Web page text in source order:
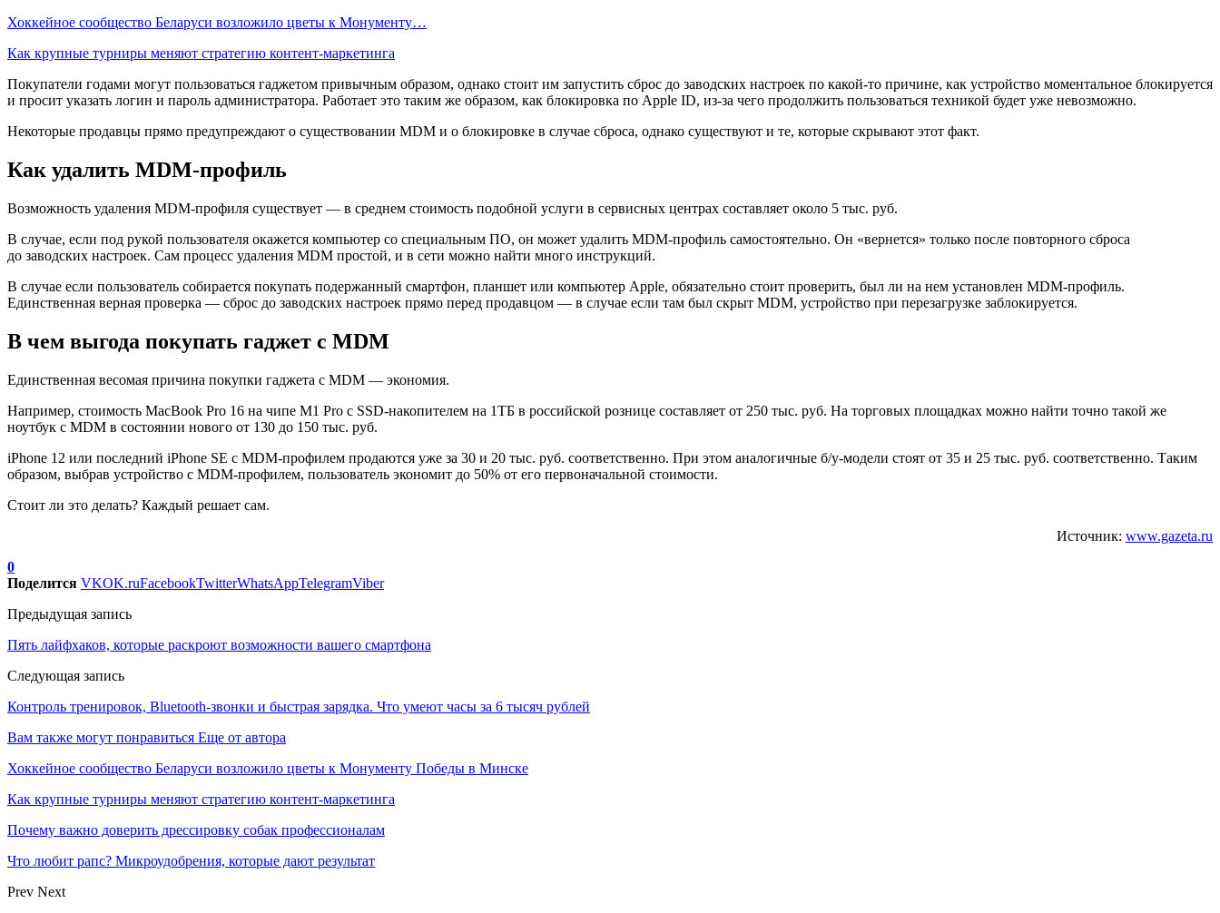
Хоккейное сообщество Беларуси возложило цветы к Монументу…
Как крупные турниры меняют стратегию контент-маркетинга
Покупатели годами могут пользоваться гаджетом привычным образом, однако стоит им запустить сброс до заводских настроек по какой-то причине, как устройство моментальное блокируется
и просит указать логин и пароль администратора. Работает это таким же образом, как блокировка по Apple ID, из-за чего продолжить пользоваться техникой будет уже невозможно.
Некоторые продавцы прямо предупреждают о существовании MDM и о блокировке в случае сброса, однако существуют и те, которые скрывают этот факт.
Как удалить MDM-профиль
Возможность удаления MDM-профиля существует — в среднем стоимость подобной услуги в сервисных центрах составляет около 5 тыс. руб.
В случае, если под рукой пользователя окажется компьютер со специальным ПО, он может удалить MDM-профиль самостоятельно. Он «вернется» только после повторного сброса
до заводских настроек. Сам процесс удаления MDM простой, и в сети можно найти много инструкций.
В случае если пользователь собирается покупать подержанный смартфон, планшет или компьютер Apple, обязательно стоит проверить, был ли на нем установлен MDM-профиль.
Единственная верная проверка — сброс до заводских настроек прямо перед продавцом — в случае если там был скрыт MDM, устройство при перезагрузке заблокируется.
В чем выгода покупать гаджет с MDM
Единственная весомая причина покупки гаджета с MDM — экономия.
Например, стоимость MacBook Pro 16 на чипе M1 Pro с SSD-накопителем на 1ТБ в российской рознице составляет от 250 тыс. руб. На торговых площадках можно найти точно такой же
ноутбук с MDM в состоянии нового от 130 до 150 тыс. руб.
iPhone 12 или последний iPhone SE с MDM-профилем продаются уже за 30 и 20 тыс. руб. соответственно. При этом аналогичные б/у-модели стоят от 35 и 25 тыс. руб. соответственно. Таким
образом, выбрав устройство с MDM-профилем, пользователь экономит до 50% от его первоначальной стоимости.
Стоит ли это делать? Каждый решает сам.
Источник: www.gazeta.ru
0
Поделится VKOK.ruFacebookTwitterWhatsAppTelegramViber
Предыдущая запись
Пять лайфхаков, которые раскроют возможности вашего смартфона
Следующая запись
Контроль тренировок, Bluetooth-звонки и быстрая зарядка. Что умеют часы за 6 тысяч рублей
Вам также могут понравиться Еще от автора
Хоккейное сообщество Беларуси возложило цветы к Монументу Победы в Минске
Как крупные турниры меняют стратегию контент-маркетинга
Почему важно доверить дрессировку собак профессионалам
Что любит рапс? Микроудобрения, которые дают результат
Prev Next